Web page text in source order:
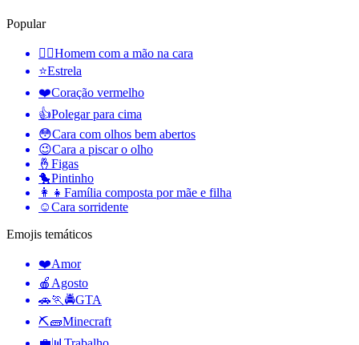
Popular
🤦‍♂️Homem com a mão na cara
⭐Estrela
❤️Coração vermelho
👍Polegar para cima
😳Cara com olhos bem abertos
😉Cara a piscar o olho
🤞 Figas
🐤Pintinho
👩‍👧 Família composta por mãe e filha
☺️Cara sorridente
Emojis temáticos
❤️Amor
🍎 Agosto
🚗🏃🚔GTA
⛏🧱Minecraft